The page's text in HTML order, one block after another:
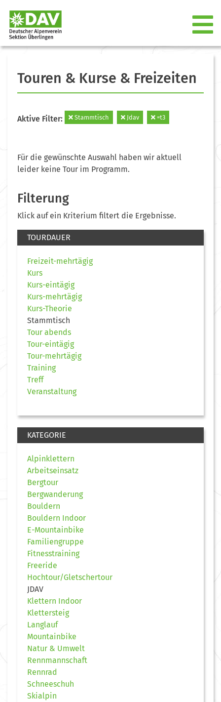
Touren & Kurse & Freizeiten
Aktive Filter: Stammtisch Jdav =t3
Für die gewünschte Auswahl haben wir aktuell
leider keine Tour im Programm.
Filterung
Klick auf ein Kriterium filtert die Ergebnisse.
TOURDAUER
Freizeit-mehrtägig
Kurs
Kurs-eintägig
Kurs-mehrtägig
Kurs-Theorie
Stammtisch
Tour abends
Tour-eintägig
Tour-mehrtägig
Training
Treff
Veranstaltung
KATEGORIE
Alpinklettern
Arbeitseinsatz
Bergtour
Bergwanderung
Bouldern
Bouldern Indoor
E-Mountainbike
Familiengruppe
Fitnesstraining
Freeride
Hochtour/Gletschertour
JDAV
Klettern Indoor
Klettersteig
Langlauf
Mountainbike
Natur & Umwelt
Rennmannschaft
Rennrad
Schneeschuh
Skialpin